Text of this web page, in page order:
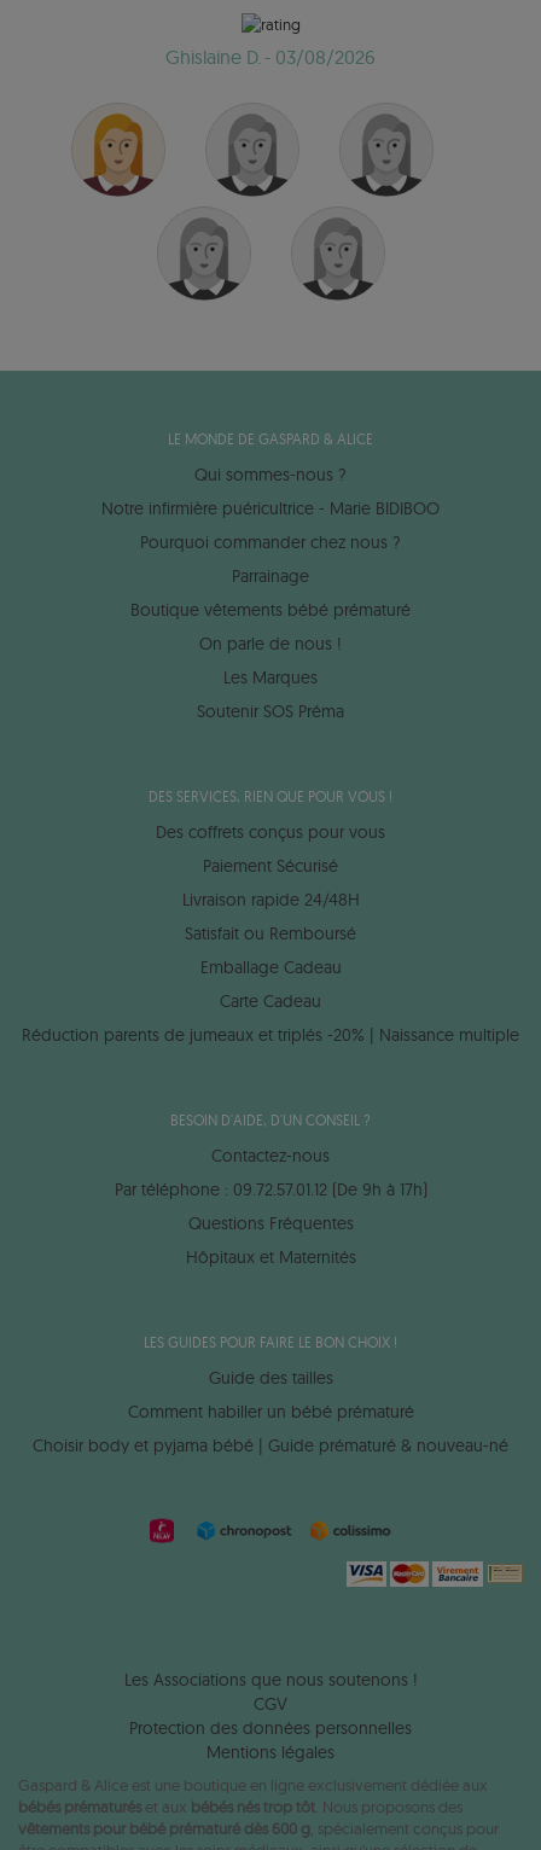
Ghislaine D. - 03/08/2026
LE MONDE DE GASPARD & ALICE
Qui sommes-nous ?
Notre infirmière puéricultrice - Marie BIDIBOO
Pourquoi commander chez nous ?
Parrainage
Boutique vêtements bébé prématuré
On parle de nous !
Les Marques
Soutenir SOS Préma
DES SERVICES, RIEN QUE POUR VOUS !
Des coffrets conçus pour vous
Paiement Sécurisé
Livraison rapide 24/48H
Satisfait ou Remboursé
Emballage Cadeau
Carte Cadeau
Réduction parents de jumeaux et triplés -20% | Naissance multiple
BESOIN D'AIDE, D'UN CONSEIL ?
Contactez-nous
Par téléphone : 09.72.57.01.12 (De 9h à 17h)
Questions Fréquentes
Hôpitaux et Maternités
LES GUIDES POUR FAIRE LE BON CHOIX !
Guide des tailles
Comment habiller un bébé prématuré
Choisir body et pyjama bébé | Guide prématuré & nouveau-né
Les Associations que nous soutenons !
CGV
Protection des données personnelles
Mentions légales
Gaspard & Alice est une boutique en ligne exclusivement dédiée aux
bébés prématurés et aux bébés nés trop tôt . Nous proposons des
vêtements pour bébé prématuré dès 600 g , spécialement conçus pour